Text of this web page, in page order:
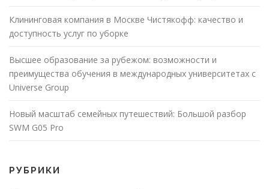
Клининговая компания в Москве Чистякофф: качество и
доступность услуг по уборке
Высшее образование за рубежом: возможности и
преимущества обучения в международных университетах с
Universe Group
Новый масштаб семейных путешествий: Большой разбор
SWM G05 Pro
РУБРИКИ